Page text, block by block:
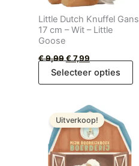
Little Dutch Knuffel Gans
17 cm – Wit – Little
Goose
€9,99 €7,99
Selecteer opties
Uitverkoop!
Oorspronkelijke
prijs
was:
€ 14,95.
Huidige
prijs
is:
€ 11,96.